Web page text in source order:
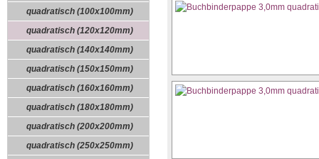
quadratisch (100x100mm)
quadratisch (120x120mm)
quadratisch (140x140mm)
quadratisch (150x150mm)
quadratisch (160x160mm)
quadratisch (180x180mm)
quadratisch (200x200mm)
quadratisch (250x250mm)